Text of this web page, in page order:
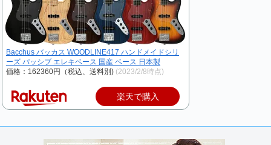
Bacchus バッカス WOODLINE417 ハンドメイドシリ
ーズ パッシブ エレキベース 国産 ベース 日本製
価格：162360円（税込、送料別) (2023/2/8時点)
楽天で購入